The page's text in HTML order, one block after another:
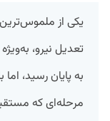
یکی از
تعدیل نیرو،
به پایان رسید، اما
مرحله‌ای که